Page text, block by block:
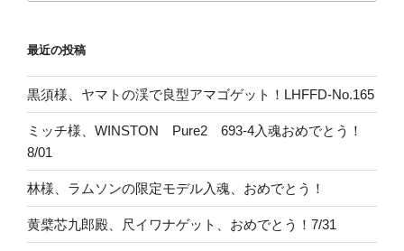
最近の投稿
黒須様、ヤマトの渓で良型アマゴゲット！LHFFD-No.165
ミッチ様、WINSTON Pure2 693-4入魂おめでとう！
8/01
林様、ラムソンの限定モデル入魂、おめでとう！
黄檗芯九郎殿、尺イワナゲット、おめでとう！7/31